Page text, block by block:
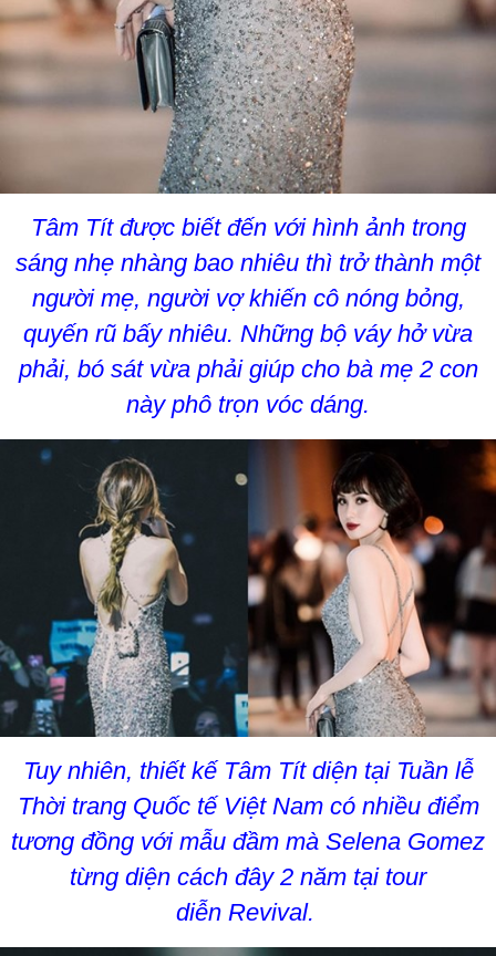
Tâm Tít được biết đến với hình ảnh trong
sáng nhẹ nhàng bao nhiêu thì trở thành một
người mẹ, người vợ khiến cô nóng bỏng,
quyến rũ bấy nhiêu. Những bộ váy hở vừa
phải, bó sát vừa phải giúp cho bà mẹ 2 con
này phô trọn vóc dáng.
Tuy nhiên, thiết kế Tâm Tít diện tại Tuần lễ
Thời trang Quốc tế Việt Nam có nhiều điểm
tương đồng với mẫu đầm mà Selena Gomez
từng diện cách đây 2 năm tại tour
diễn Revival.